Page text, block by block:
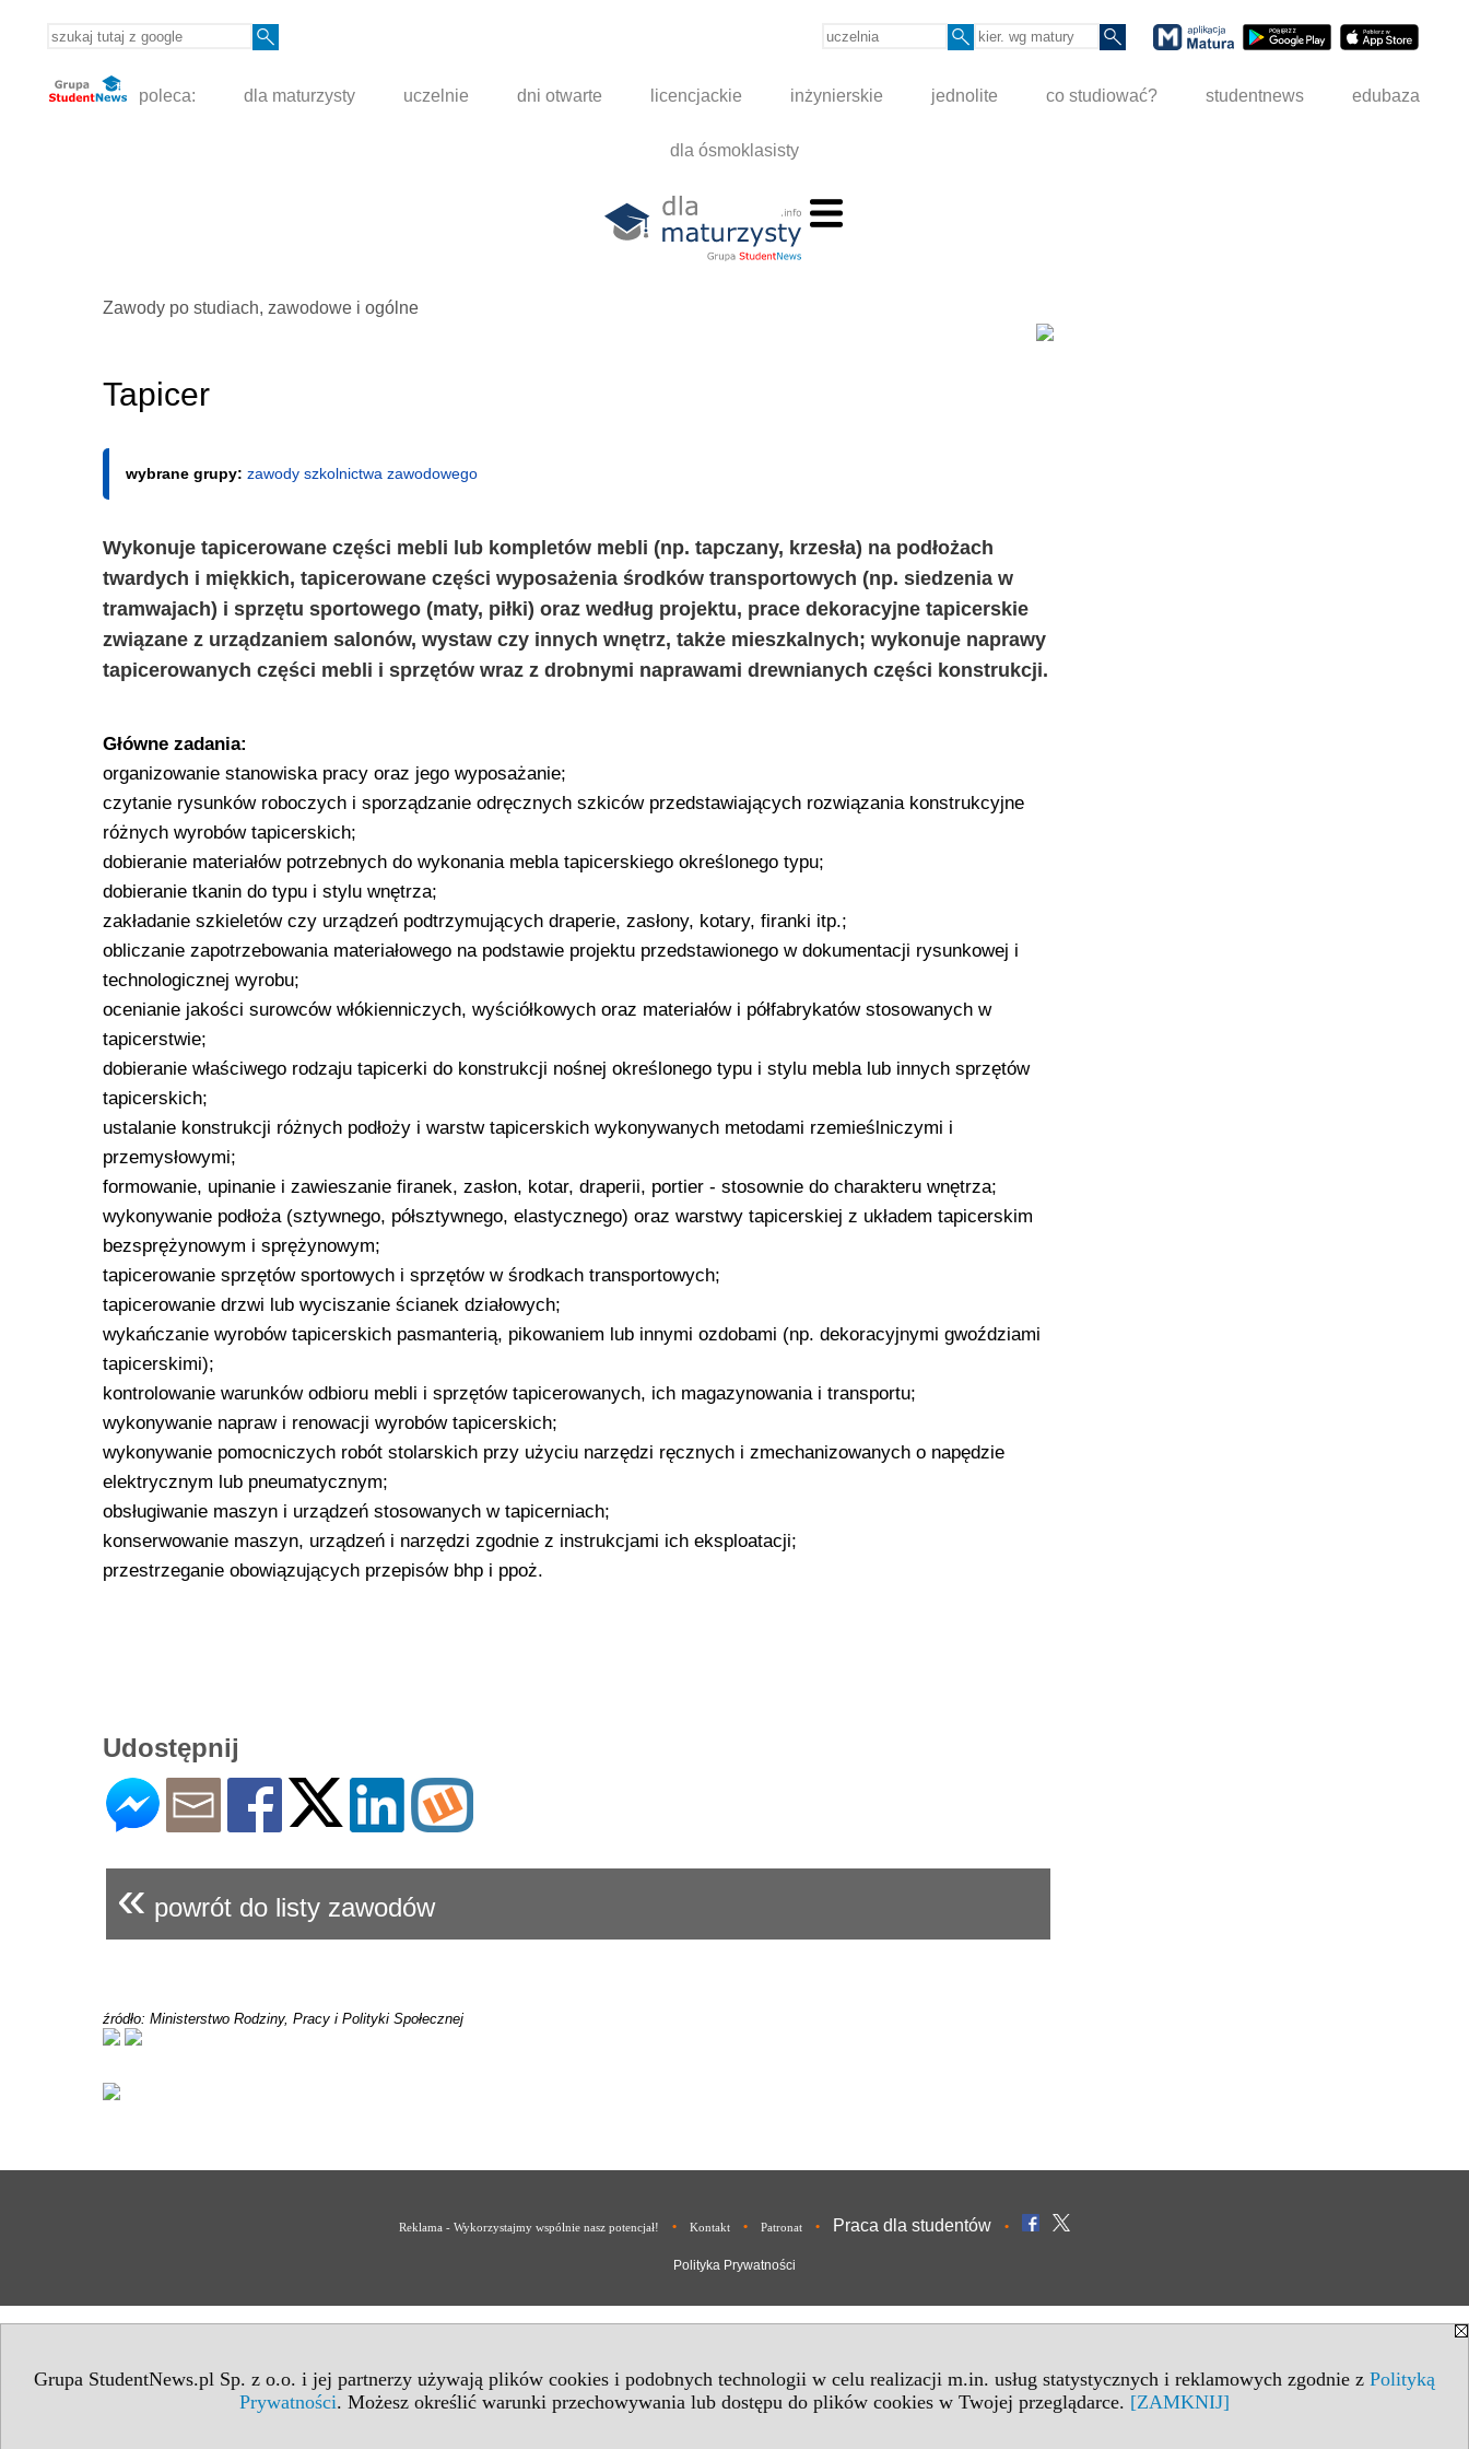
Grupa StudentNews.pl Sp. z o.o. i jej partnerzy używają plików cookies i podobnych technologii w celu realizacji m.in. usług statystycznych i reklamowych zgodnie z Polityką
Prywatności. Możesz określić warunki przechowywania lub dostępu do plików cookies w Twojej przeglądarce. [ZAMKNIJ]
poleca: dla maturzysty uczelnie dni otwarte licencjackie inżynierskie jednolite co studiować? studentnews edubaza
dla ósmoklasisty
Zawody po studiach, zawodowe i ogólne
Tapicer
wybrane grupy: zawody szkolnictwa zawodowego
Wykonuje tapicerowane części mebli lub kompletów mebli (np. tapczany, krzesła) na podłożach
twardych i miękkich, tapicerowane części wyposażenia środków transportowych (np. siedzenia w
tramwajach) i sprzętu sportowego (maty, piłki) oraz według projektu, prace dekoracyjne tapicerskie
związane z urządzaniem salonów, wystaw czy innych wnętrz, także mieszkalnych; wykonuje naprawy
tapicerowanych części mebli i sprzętów wraz z drobnymi naprawami drewnianych części konstrukcji.
Główne zadania:
organizowanie stanowiska pracy oraz jego wyposażanie;
czytanie rysunków roboczych i sporządzanie odręcznych szkiców przedstawiających rozwiązania konstrukcyjne
różnych wyrobów tapicerskich;
dobieranie materiałów potrzebnych do wykonania mebla tapicerskiego określonego typu;
dobieranie tkanin do typu i stylu wnętrza;
zakładanie szkieletów czy urządzeń podtrzymujących draperie, zasłony, kotary, firanki itp.;
obliczanie zapotrzebowania materiałowego na podstawie projektu przedstawionego w dokumentacji rysunkowej i
technologicznej wyrobu;
ocenianie jakości surowców włókienniczych, wyściółkowych oraz materiałów i półfabrykatów stosowanych w
tapicerstwie;
dobieranie właściwego rodzaju tapicerki do konstrukcji nośnej określonego typu i stylu mebla lub innych sprzętów
tapicerskich;
ustalanie konstrukcji różnych podłoży i warstw tapicerskich wykonywanych metodami rzemieślniczymi i
przemysłowymi;
formowanie, upinanie i zawieszanie firanek, zasłon, kotar, draperii, portier - stosownie do charakteru wnętrza;
wykonywanie podłoża (sztywnego, półsztywnego, elastycznego) oraz warstwy tapicerskiej z układem tapicerskim
bezsprężynowym i sprężynowym;
tapicerowanie sprzętów sportowych i sprzętów w środkach transportowych;
tapicerowanie drzwi lub wyciszanie ścianek działowych;
wykańczanie wyrobów tapicerskich pasmanterią, pikowaniem lub innymi ozdobami (np. dekoracyjnymi gwoździami
tapicerskimi);
kontrolowanie warunków odbioru mebli i sprzętów tapicerowanych, ich magazynowania i transportu;
wykonywanie napraw i renowacji wyrobów tapicerskich;
wykonywanie pomocniczych robót stolarskich przy użyciu narzędzi ręcznych i zmechanizowanych o napędzie
elektrycznym lub pneumatycznym;
obsługiwanie maszyn i urządzeń stosowanych w tapicerniach;
konserwowanie maszyn, urządzeń i narzędzi zgodnie z instrukcjami ich eksploatacji;
przestrzeganie obowiązujących przepisów bhp i ppoż.
Udostępnij
« powrót do listy zawodów
źródło: Ministerstwo Rodziny, Pracy i Polityki Społecznej
Reklama - Wykorzystajmy wspólnie nasz potencjał! • Kontakt • Patronat • Praca dla studentów •
Polityka Prywatności